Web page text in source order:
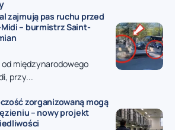
zajmują pas ruchu przed
– burmistrz Saint-
międzynarodowego
przy...
zorganizowaną mogą
– nowy projekt